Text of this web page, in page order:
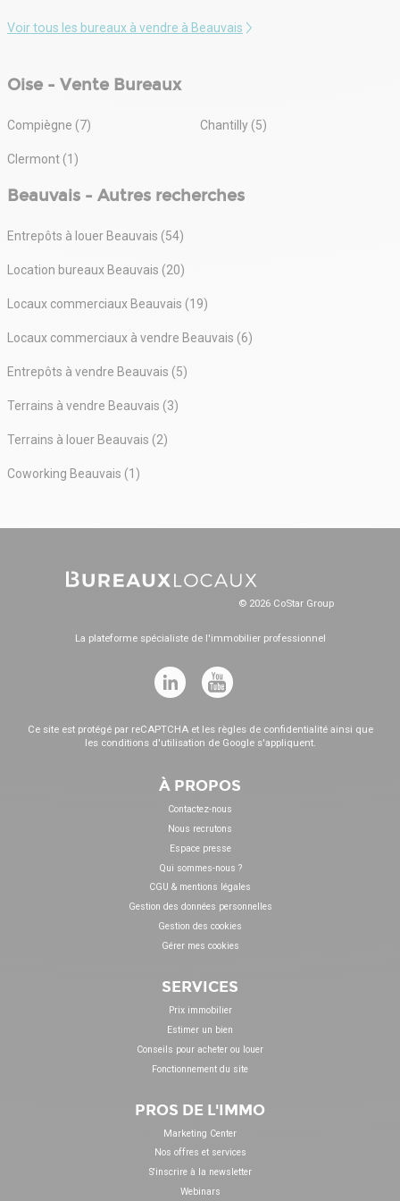
Voir tous les bureaux à vendre à Beauvais
Oise - Vente Bureaux
Compiègne (7) Chantilly (5)
Clermont (1)
Beauvais - Autres recherches
Entrepôts à louer Beauvais (54)
Location bureaux Beauvais (20)
Locaux commerciaux Beauvais (19)
Locaux commerciaux à vendre Beauvais (6)
Entrepôts à vendre Beauvais (5)
Terrains à vendre Beauvais (3)
Terrains à louer Beauvais (2)
Coworking Beauvais (1)
© 2026 CoStar Group
La plateforme spécialiste de l'immobilier professionnel
Ce site est protégé par reCAPTCHA et les règles de confidentialitéainsi que
les conditions d'utilisation de Google s'appliquent.
À PROPOS
Contactez-nous
Nous recrutons
Espace presse
Qui sommes-nous ?
CGU & mentions légales
Gestion des données personnelles
Gestion des cookies
Gérer mes cookies
SERVICES
Prix immobilier
Estimer un bien
Conseils pour acheter ou louer
Fonctionnement du site
PROS DE L'IMMO
Marketing Center
Nos offres et services
S'inscrire à la newsletter
Webinars